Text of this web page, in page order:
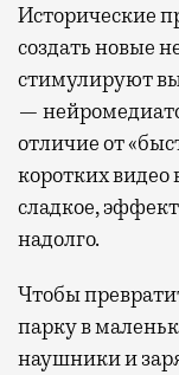
Исторические
создать новые
стимулируют
—
отличие от
коротких
сладкое,
надолго.
Чтобы
парку в
наушники и